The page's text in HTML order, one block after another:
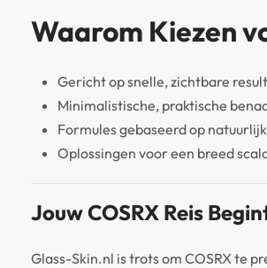
Waarom Kiezen
Gericht op snelle, zichtbare
Minimalistische, praktische
Formules gebaseerd op
Oplossingen voor een breed
Jouw COSRX Reis
Glass-Skin.nl is trots om COSRX te